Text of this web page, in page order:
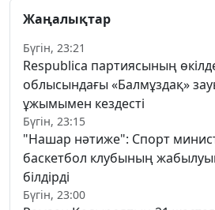
Жаңалықтар
Бүгін, 23:21
Respublica партиясының
облысындағы «Балмұздақ»
ұжымымен кездесті
Бүгін, 23:15
"Нашар нәтиже": Спорт
баскетбол клубының
білдірді
Бүгін, 23:00